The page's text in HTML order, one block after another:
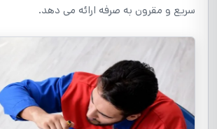
سریع و مقرون به صرفه ارائه می دهد.